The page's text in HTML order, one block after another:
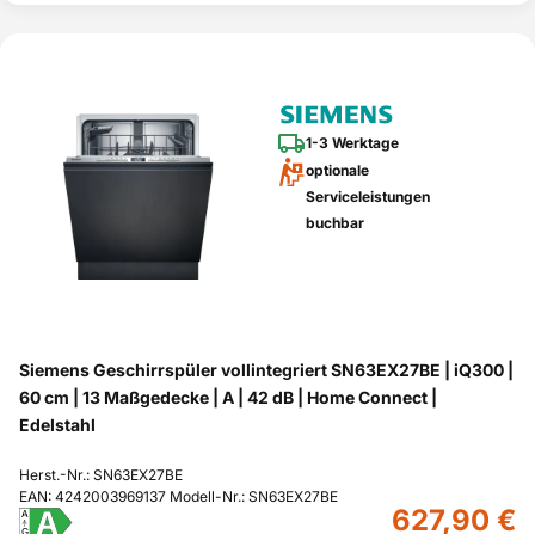
1-3 Werktage
optionale
Serviceleistungen
buchbar
Siemens Geschirrspüler vollintegriert SN63EX27BE | iQ300 |
60 cm | 13 Maßgedecke | A | 42 dB | Home Connect |
Edelstahl
Herst.-Nr.: SN63EX27BE
EAN: 4242003969137 Modell-Nr.: SN63EX27BE
A
A 627,90 €